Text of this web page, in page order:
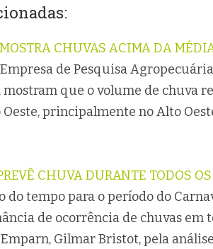
CHUVAS ACIMA DA
de Pesquisa
mostram que o volume de chuva
principalmente no Alto
CHUVA DURANTE TODOS
do tempo para o período do
de ocorrência de chuvas em
Gilmar Bristot, pela